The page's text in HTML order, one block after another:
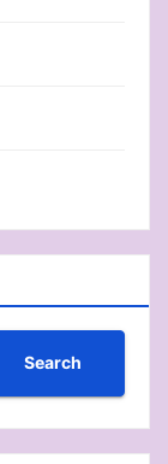
Search